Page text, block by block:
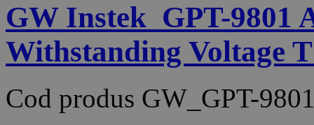
GW Instek_GPT-9801
Withstanding Voltage
Cod produs GW_GPT-